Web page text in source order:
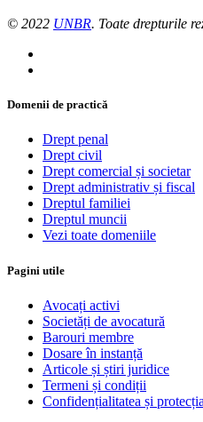
© 2022 UNBR. Toate drepturile
Domenii de practică
Drept penal
Drept civil
Drept comercial și societar
Drept administrativ și fiscal
Dreptul familiei
Dreptul muncii
Vezi toate domeniile
Pagini utile
Avocați activi
Societăți de avocatură
Barouri membre
Dosare în instanță
Articole și știri juridice
Termeni și condiții
Confidențialitatea și